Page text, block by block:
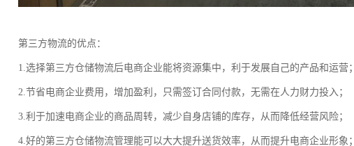
第三方物流的优点：
1.选择第三方仓储物流后电商企业能将资源集中，利于发展自己的产品和运营；
2.节省电商企业费用，增加盈利，只需签订合同付款，无需在人力财力投入；
3.利于加速电商企业的商品周转，减少自身店铺的库存，从而降低经营风险；
4.好的第三方仓储物流管理能可以大大提升送货效率，从而提升电商企业形象；